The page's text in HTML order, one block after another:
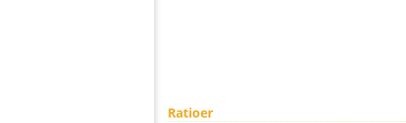
Ratioer